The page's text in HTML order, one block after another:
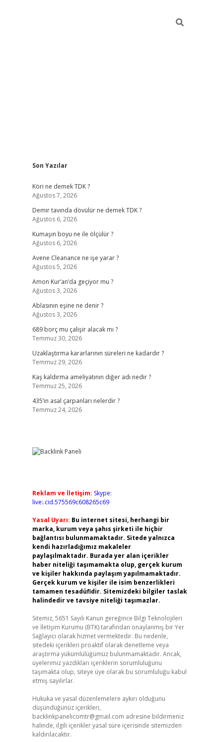
Sidebar
Son Yazılar
Köri ne demek TDK ?
Ağustos 7, 2026
Demir tavında dövülür ne demek TDK ?
Ağustos 6, 2026
Kumaşın boyu ne ile ölçülür ?
Ağustos 6, 2026
Avene Cleanance ne işe yarar ?
Ağustos 5, 2026
Amon Kur’an’da geçiyor mu ?
Ağustos 3, 2026
Ablasının eşine ne denir ?
Ağustos 3, 2026
689 borç mu çalişir alacak mı ?
Temmuz 30, 2026
Uzaklaştırma kararlarının süreleri ne kadardır ?
Temmuz 29, 2026
Kaş kaldırma ameliyatının diğer adı nedir ?
Temmuz 25, 2026
435’in asal çarpanları nelerdir ?
Temmuz 24, 2026
Reklam ve İletişim: Skype:
live:.cid.575569c608265c69
Yasal Uyarı: Bu internet sitesi, herhangi bir
marka, kurum veya şahıs şirketi ile hiçbir
bağlantısı bulunmamaktadır. Sitede yalnızca
kendi hazırladığımız makaleler
paylaşılmaktadır. Burada yer alan içerikler
haber niteliği taşımamakta olup, gerçek kurum
ve kişiler hakkında paylaşım yapılmamaktadır.
Gerçek kurum ve kişiler ile isim benzerlikleri
tamamen tesadüfidir. Sitemizdeki bilgiler taslak
halindedir ve tavsiye niteliği taşımazlar.
Sitemiz, 5651 Sayılı Kanun gereğince Bilgi Teknolojileri
ve İletişim Kurumu (BTK) tarafından onaylanmış bir Yer
Sağlayıcı olarak hizmet vermektedir. Bu nedenle,
sitedeki içerikleri proaktif olarak denetleme veya
araştırma yükümlülüğümüz bulunmamaktadır. Ancak,
üyelerimiz yazdıkları içeriklerin sorumluluğunu
taşımakta olup, siteye üye olarak bu sorumluluğu kabul
etmiş sayılırlar.
Hukuka ve yasal düzenlemelere aykırı olduğunu
düşündüğünüz içerikleri,
backlinkpanelicomtr@gmail.com adresine bildirmeniz
halinde, ilgili içerikler yasal süre içerisinde sitemizden
kaldırılacaktır.
Betexper giriş adresi